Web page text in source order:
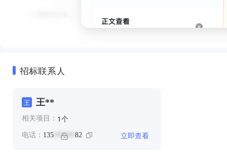
招标联系人
王 王**
相关项目： 1个
电话： 135 ****** 82 立即查看